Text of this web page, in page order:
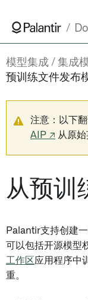
模型集成 集成
预训练文件发布
注意：以下
AIP ↗ 从原
从预训
Palantir支持创建
可以包括开源模型
工作区应用程序中
重。